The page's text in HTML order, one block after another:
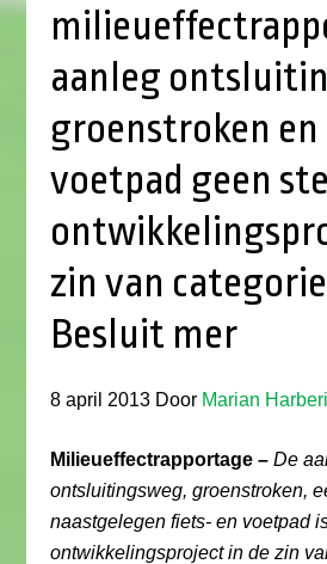
aanleg
groenstroken en
voetpad geen
zin van categorie
Besluit mer
8 april 2013 Door Marian
Milieueffectrapportage –De
ontsluitingsweg, groenstroken,
naastgelegen fiets- en voetpad
ontwikkelingsproject in de zin